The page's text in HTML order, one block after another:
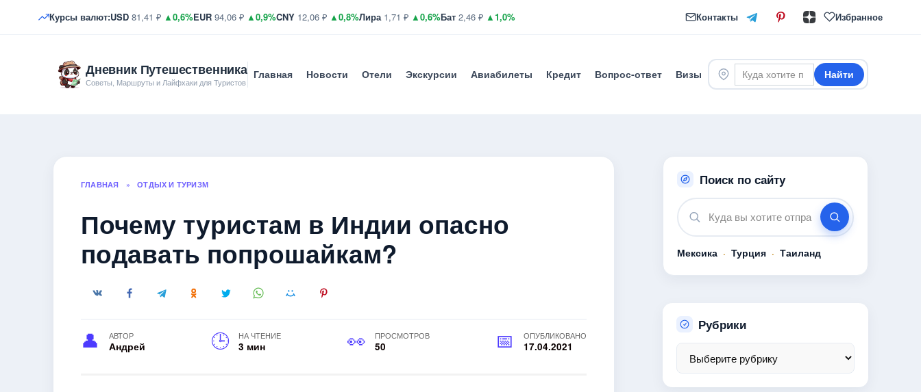
Курсы валют:USD 81,41 ₽ ▲0,6%EUR 94,06 ₽ ▲0,9%CNY 12,06 ₽ ▲0,8%Лира1,71 ₽ ▲0,6%Бат 2,46 ₽ ▲1,0% Контакты Избранное
Дневник Путешественника
Советы, Маршруты и Лайфхаки для Туристов
Главная Новости Отели Экскурсии Авиабилеты Кредит Вопрос-ответ Визы Найти
ГЛАВНАЯ » ОТДЫХ И ТУРИЗМ
Почему туристам в Индии опасно
подавать попрошайкам?
АВТОР
Андрей
НА ЧТЕНИЕ
3 мин
ПРОСМОТРОВ
50
ОПУБЛИКОВАНО
17.04.2021
Поиск по сайту
Мексика · Турция · Таиланд
Рубрики